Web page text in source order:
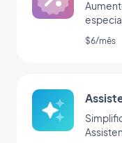
$6/mês